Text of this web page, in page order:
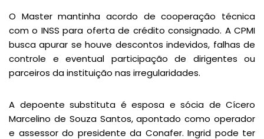
O Master mantinha acordo de cooperação técnica
com o INSS para oferta de crédito consignado. A CPMI
busca apurar se houve descontos indevidos, falhas de
controle e eventual participação de dirigentes ou
parceiros da instituição nas irregularidades.
A depoente substituta é esposa e sócia de Cícero
Marcelino de Souza Santos, apontado como operador
e assessor do presidente da Conafer. Ingrid pode ter